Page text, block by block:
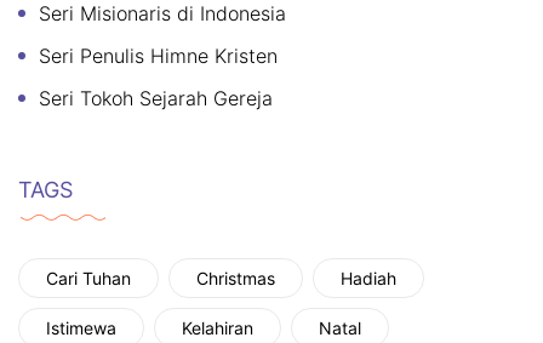
Seri Misionaris di Indonesia
Seri Penulis Himne Kristen
Seri Tokoh Sejarah Gereja
TAGS
Cari Tuhan Christmas Hadiah
Istimewa Kelahiran Natal